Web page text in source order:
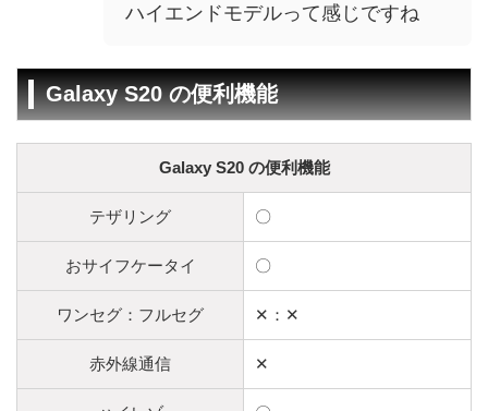
ハイエンドモデルって感じですね
Galaxy S20 の便利機能
Galaxy S20 の便利機能
テザリング 〇
おサイフケータイ 〇
ワンセグ：フルセグ ✕：✕
赤外線通信 ✕